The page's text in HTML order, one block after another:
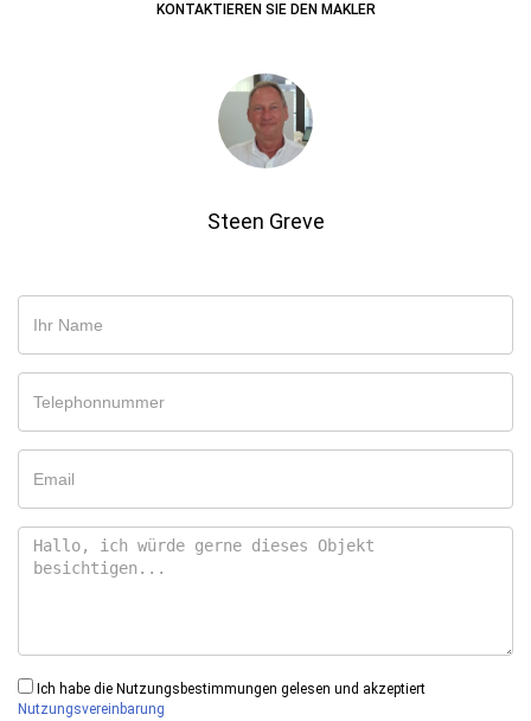
KONTAKTIEREN SIE DEN MAKLER
Steen Greve
Ich habe die Nutzungsbestimmungen gelesen und akzeptiert
Nutzungsvereinbarung